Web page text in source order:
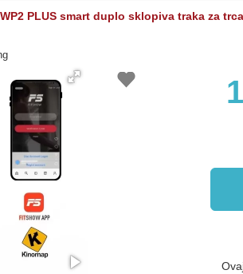
WP2 PLUS smart duplo sklopiva traka za